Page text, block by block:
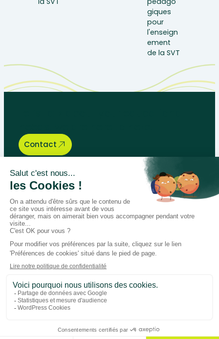
Contact
Bégénat
Level of education
News
Return policy
100% secure payment
Follow us on social media
FacebookInstagram
Personal data